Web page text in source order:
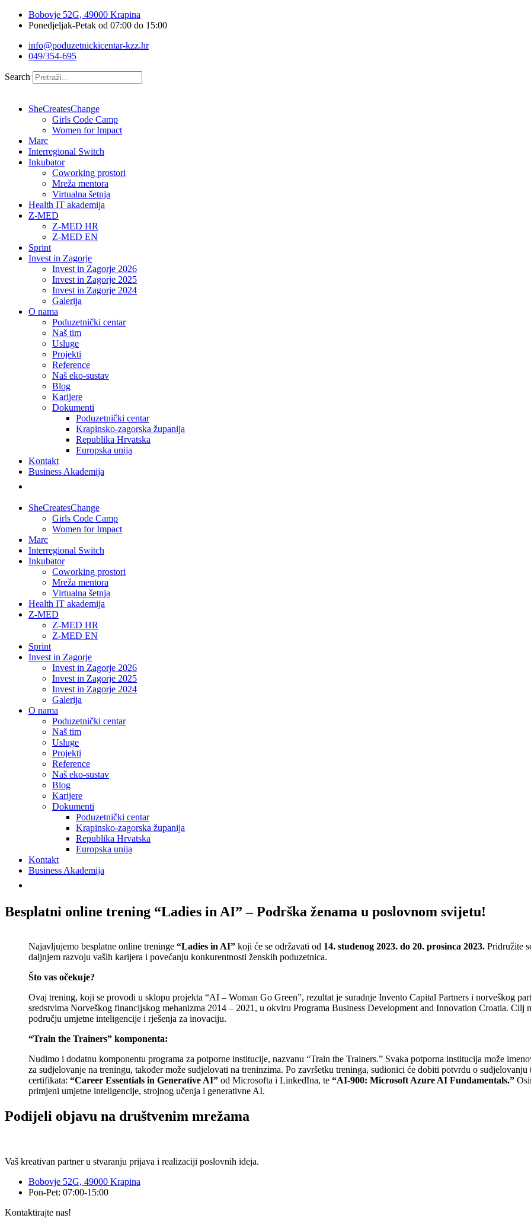
Bobovje 52G, 49000 Krapina
Ponedjeljak-Petak od 07:00 do 15:00
info@poduzetnickicentar-kzz.hr
049/354-695
Search
SheCreatesChange
Girls Code Camp
Women for Impact
Marc
Interregional Switch
Inkubator
Coworking prostori
Mreža mentora
Virtualna šetnja
Health IT akademija
Z-MED
Z-MED HR
Z-MED EN
Sprint
Invest in Zagorje
Invest in Zagorje 2026
Invest in Zagorje 2025
Invest in Zagorje 2024
Galerija
O nama
Poduzetnički centar
Naš tim
Usluge
Projekti
Reference
Naš eko-sustav
Blog
Karijere
Dokumenti
Poduzetnički centar
Krapinsko-zagorska županija
Republika Hrvatska
Europska unija
Kontakt
Business Akademija
SheCreatesChange
Girls Code Camp
Women for Impact
Marc
Interregional Switch
Inkubator
Coworking prostori
Mreža mentora
Virtualna šetnja
Health IT akademija
Z-MED
Z-MED HR
Z-MED EN
Sprint
Invest in Zagorje
Invest in Zagorje 2026
Invest in Zagorje 2025
Invest in Zagorje 2024
Galerija
O nama
Poduzetnički centar
Naš tim
Usluge
Projekti
Reference
Naš eko-sustav
Blog
Karijere
Dokumenti
Poduzetnički centar
Krapinsko-zagorska županija
Republika Hrvatska
Europska unija
Kontakt
Business Akademija
Besplatni online trening “Ladies in AI” – Podrška ženama u poslovnom svijetu!
Najavljujemo besplatne online treninge “Ladies in AI” koji će se održavati od 14. studenog 2023. do 20. prosinca 2023. Pridružite
daljnjem razvoju vaših karijera i povećanju konkurentnosti ženskih poduzetnica.
Što vas očekuje?
Ovaj trening, koji se provodi u sklopu projekta “AI – Woman Go Green”, rezultat je suradnje Invento Capital Partners i norveškog
sredstvima Norveškog financijskog mehanizma 2014 – 2021, u okviru Programa Business Development and Innovation Croatia. Cilj
području umjetne inteligencije i rješenja za inovaciju.
“Train the Trainers” komponenta:
Nudimo i dodatnu komponentu programa za potporne institucije, nazvanu “Train the Trainers.” Svaka potporna institucija može
za sudjelovanje na treningu, također može sudjelovati na treninzima. Po završetku treninga, sudionici će dobiti potvrdu o
certifikata: “Career Essentials in Generative AI” od Microsofta i LinkedIna, te “AI-900: Microsoft Azure AI Fundamentals.”
primjeni umjetne inteligencije, strojnog učenja i generativne AI.
Podijeli objavu na društvenim mrežama
Vaš kreativan partner u stvaranju prijava i realizaciji poslovnih ideja.
Bobovje 52G, 49000 Krapina
Pon-Pet: 07:00-15:00
Kontaktirajte nas!